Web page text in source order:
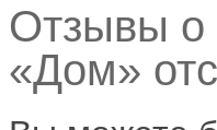
Отзывы о
«Дом»